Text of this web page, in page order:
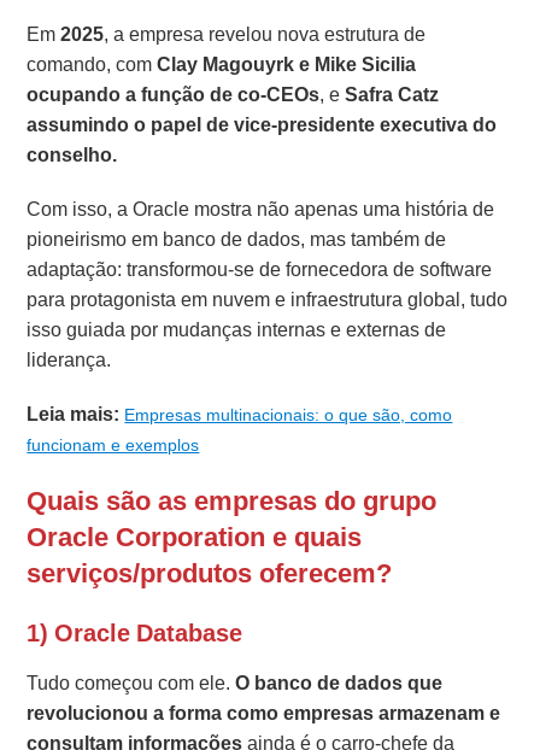
Em2025, a empresa revelou nova estrutura de
comando, comClay Magouyrk e Mike Sicilia
ocupando a função de co-CEOs, eSafra Catz
assumindo o papel device-presidente executiva do
conselho.
Com isso, a Oracle mostra não apenas uma história de
pioneirismo em banco de dados, mas também de
adaptação: transformou-se de fornecedora de software
para protagonista em nuvem e infraestrutura global, tudo
isso guiada por mudanças internas e externas de
liderança.
Leia mais: Empresas multinacionais: o que são, como
funcionam e exemplos
Quais são as empresas do grupo
Oracle Corporation e quais
serviços/produtos oferecem?
1) Oracle Database
Tudo começou com ele.O banco de dados que
revolucionou a forma como empresas armazenam e
consultam informaçõesainda é o carro-chefe da